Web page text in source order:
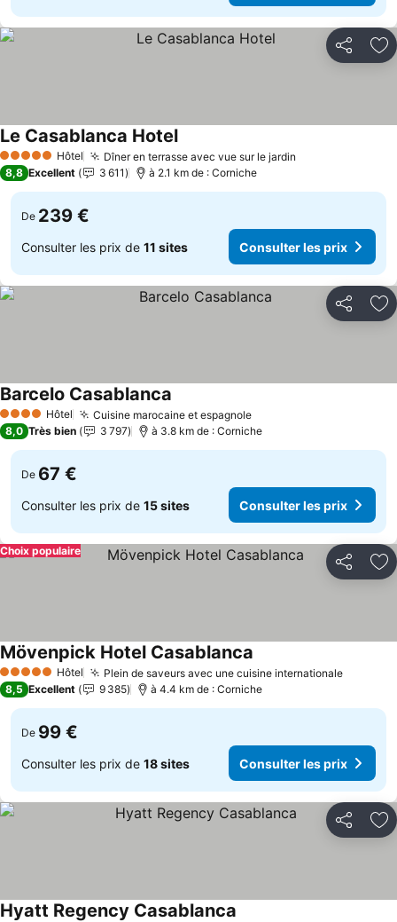
Partager
5 Étoiles Hôtel Dîner en terrasse avec vue sur le jardin
Le Casablanca Hotel
8,8 Excellent 3 611 à 2.1 km de : Corniche
De 239 €
Consulter les prix de 11 sites Consulter les prix
Partager
4 Étoiles Hôtel Cuisine marocaine et espagnole
Barcelo Casablanca
8,0 Très bien 3 797 à 3.8 km de : Corniche
De 67 €
Consulter les prix de 15 sites Consulter les prix
Partager
Choix populaire
5 Étoiles Hôtel Plein de saveurs avec une cuisine internationale
Mövenpick Hotel Casablanca
8,5 Excellent 9 385 à 4.4 km de : Corniche
De 99 €
Consulter les prix de 18 sites Consulter les prix
Partager
Hyatt Regency Casablanca